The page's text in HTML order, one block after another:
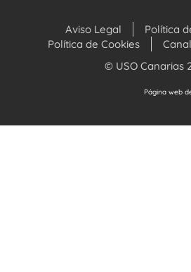
Aviso Legal
Política
Política de Cookies
© USO Canarias
Página web